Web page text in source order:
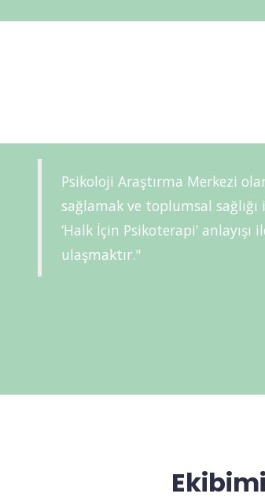
Psikoloji Araştırma Merkezi
sağlamak ve toplumsal
‘Halk İçin Psikoterapi’
ulaşmaktır."